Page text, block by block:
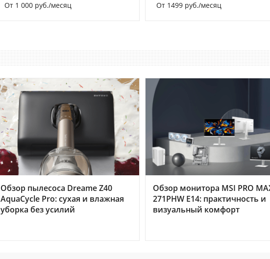
От 1 000 руб./месяц От 1499 руб./месяц
Обзор пылесоса Dreame Z40
AquaCycle Pro: сухая и влажная
уборка без усилий
Обзор монитора MSI PRO
271PHW E14: практичность и
визуальный комфорт